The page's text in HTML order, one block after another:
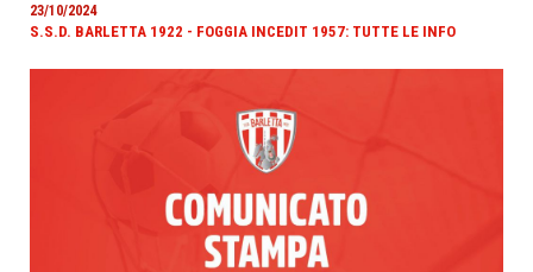
23/10/2024
S.S.D. BARLETTA 1922 - FOGGIA INCEDIT 1957: TUTTE LE INFO